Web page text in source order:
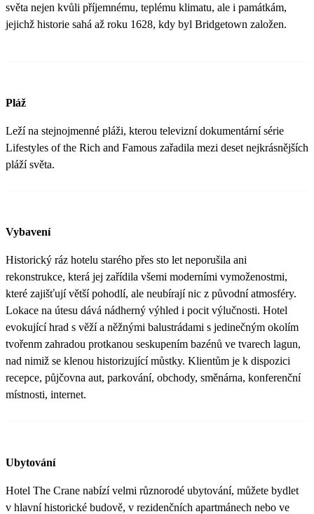
světa nejen kvůli příjemnému, teplému klimatu, ale i památkám,
jejichž historie sahá až roku 1628, kdy byl Bridgetown založen.
Pláž
Leží na stejnojmenné pláži, kterou televizní dokumentární série
Lifestyles of the Rich and Famous zařadila mezi deset nejkrásnějších
pláží světa.
Vybavení
Historický ráz hotelu starého přes sto let neporušila ani
rekonstrukce, která jej zařídila všemi moderními vymoženostmi,
které zajišťují větší pohodlí, ale neubírají nic z původní atmosféry.
Lokace na útesu dává nádherný výhled i pocit výlučnosti. Hotel
evokující hrad s věží a něžnými balustrádami s jedinečným okolím
tvořenm zahradou protkanou seskupením bazénů ve tvarech lagun,
nad nimiž se klenou historizující můstky. Klientům je k dispozici
recepce, půjčovna aut, parkování, obchody, směnárna, konferenční
místnosti, internet.
Ubytování
Hotel The Crane nabízí velmi různorodé ubytování, můžete bydlet
v hlavní historické budově, v rezidenčních apartmánech nebo ve